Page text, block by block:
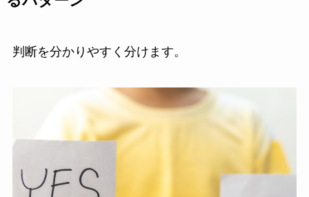
判断を分かりやすく分けます。